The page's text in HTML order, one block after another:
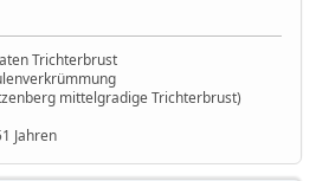
Trichterbrust
mittelgradige Trichterbrust)
Jahren